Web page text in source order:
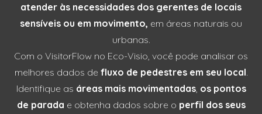
atender às necessidades dos gerentes de locais
sensíveis ou em movimento, em áreas naturais ou
urbanas.
Com o VisitorFlow no Eco-Visio, você pode analisar os
melhores dados de fluxo de pedestres em seu local.
Identifique as áreas mais movimentadas, os pontos
de parada e obtenha dados sobre o perfil dos seus